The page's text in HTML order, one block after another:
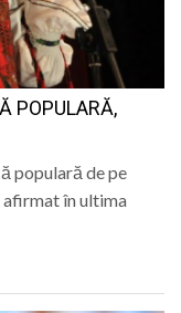
POPULARĂ,
populară de pe
afirmat în ultima